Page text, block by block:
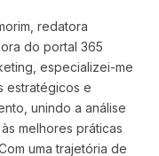
redatora
do portal 365
especializei-me
estratégicos e
unindo a análise
melhores práticas
uma trajetória de